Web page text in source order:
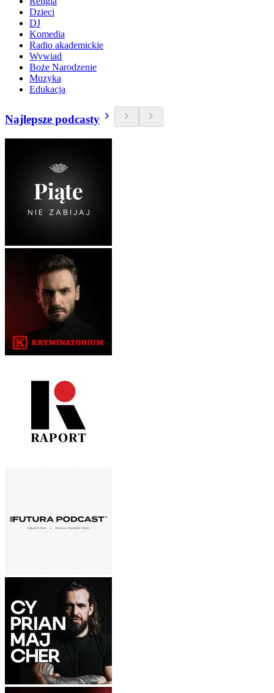
Dzieci
DJ
Komedia
Radio akademickie
Wywiad
Boże Narodzenie
Muzyka
Edukacja
Najlepsze podcasty